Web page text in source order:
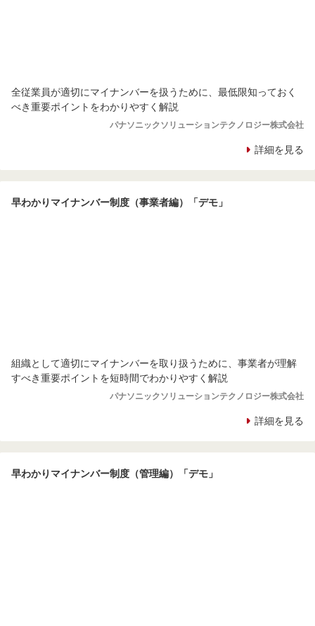
全従業員が適切にマイナンバーを扱うために、最低限知っておく
べき重要ポイントをわかりやすく解説
パナソニックソリューションテクノロジー株式会社
詳細を見る
早わかりマイナンバー制度（事業者編）「デモ」
組織として適切にマイナンバーを取り扱うために、事業者が理解
すべき重要ポイントを短時間でわかりやすく解説
パナソニックソリューションテクノロジー株式会社
詳細を見る
早わかりマイナンバー制度（管理編）「デモ」